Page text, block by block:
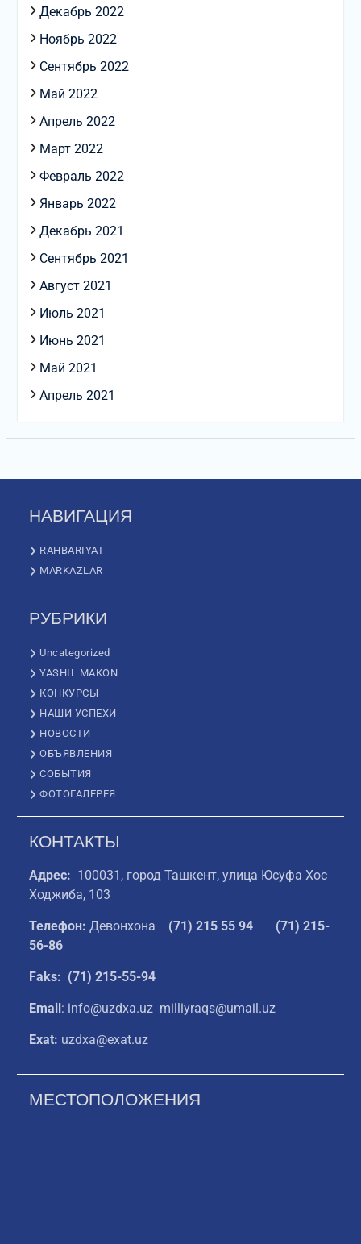
Декабрь 2022
Ноябрь 2022
Сентябрь 2022
Май 2022
Апрель 2022
Март 2022
Февраль 2022
Январь 2022
Декабрь 2021
Сентябрь 2021
Август 2021
Июль 2021
Июнь 2021
Май 2021
Апрель 2021
НАВИГАЦИЯ
RAHBARIYAT
MARKAZLAR
РУБРИКИ
Uncategorized
YASHIL MAKON
КОНКУРСЫ
НАШИ УСПЕХИ
НОВОСТИ
ОБЪЯВЛЕНИЯ
СОБЫТИЯ
ФОТОГАЛЕРЕЯ
КОНТАКТЫ
Адрес: 100031, город Ташкент, улица Юсуфа Хос
Ходжиба, 103
Телефон: Девонхона (71) 215 55 94
(71) 215-
56-86
Faks: (71) 215-55-94
Email: info@uzdxa.uz milliyraqs@umail.uz
Exat: uzdxa@exat.uz
МЕСТОПОЛОЖЕНИЯ